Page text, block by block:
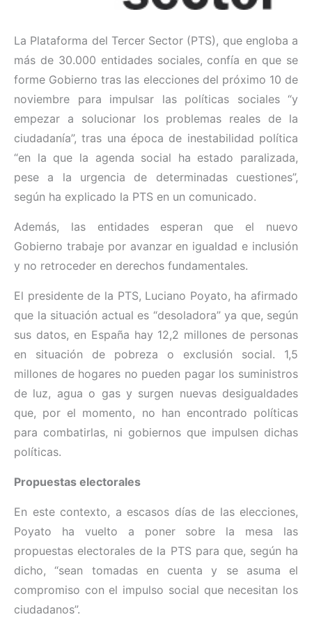
La Plataforma del Tercer Sector (PTS), que engloba a
más de 30.000 entidades sociales, confía en que se
forme Gobierno tras las elecciones del próximo 10 de
noviembre para impulsar las políticas sociales “y
empezar a solucionar los problemas reales de la
ciudadanía”, tras una época de inestabilidad política
“en la que la agenda social ha estado paralizada,
pese a la urgencia de determinadas cuestiones”,
según ha explicado la PTS en un comunicado.
Además, las entidades esperan que el nuevo
Gobierno trabaje por avanzar en igualdad e inclusión
y no retroceder en derechos fundamentales.
El presidente de la PTS, Luciano Poyato, ha afirmado
que la situación actual es “desoladora” ya que, según
sus datos, en España hay 12,2 millones de personas
en situación de pobreza o exclusión social. 1,5
millones de hogares no pueden pagar los suministros
de luz, agua o gas y surgen nuevas desigualdades
que, por el momento, no han encontrado políticas
para combatirlas, ni gobiernos que impulsen dichas
políticas.
Propuestas electorales
En este contexto, a escasos días de las elecciones,
Poyato ha vuelto a poner sobre la mesa las
propuestas electorales de la PTS para que, según ha
dicho, “sean tomadas en cuenta y se asuma el
compromiso con el impulso social que necesitan los
ciudadanos”.